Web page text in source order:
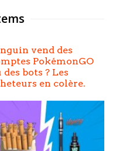
vend des
PokémonGO
des bots ? Les
en colère.